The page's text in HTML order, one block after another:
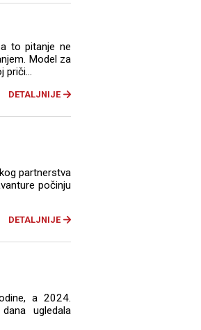
to pitanje ne
Model za
priči...
DETALJNIJE
partnerstva
počinju
DETALJNIJE
a 2024.
ugledala